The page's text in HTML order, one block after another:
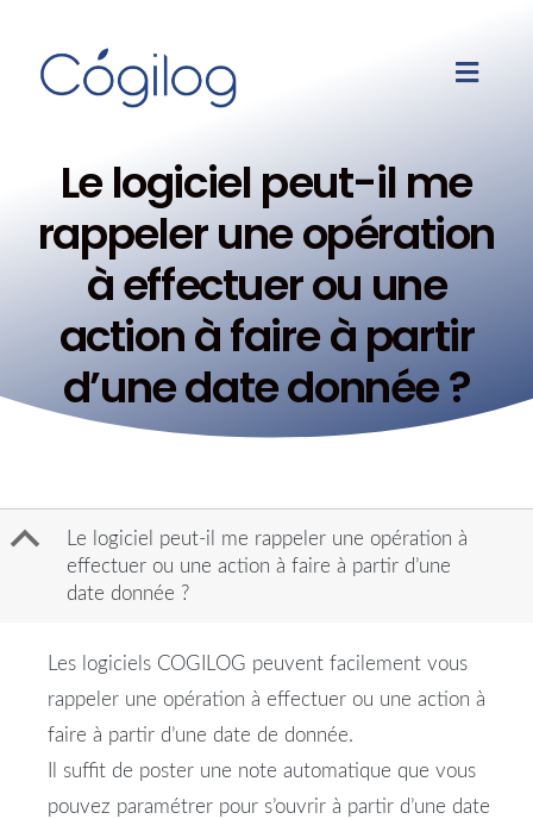
Le logiciel peut-il me
rappeler une opération
à effectuer ou une
action à faire à partir
d’une date donnée ?
B
Le logiciel peut-il me rappeler une opération à
effectuer ou une action à faire à partir d’une
date donnée ?
Les logiciels COGILOG peuvent facilement vous
rappeler une opération à effectuer ou une action à
faire à partir d’une date de donnée.
Il suffit de poster une note automatique que vous
pouvez paramétrer pour s’ouvrir à partir d’une date